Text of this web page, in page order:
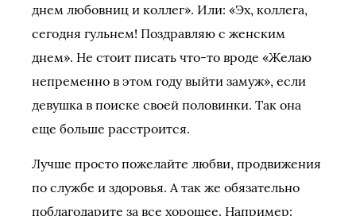
днем любовниц и коллег». Или: «Эх, коллега,
сегодня гульнем! Поздравляю с женским
днем». Не стоит писать что-то вроде «Желаю
непременно в этом году выйти замуж», если
девушка в поиске своей половинки. Так она
еще больше расстроится.
Лучше просто пожелайте любви, продвижения
по службе и здоровья. А так же обязательно
поблагодарите за все хорошее. Например: